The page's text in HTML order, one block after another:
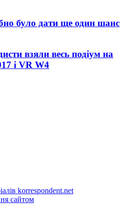
було дати ще один шанс
взяли весь подіум на
і VR W4
korrespondent.net
сайтом